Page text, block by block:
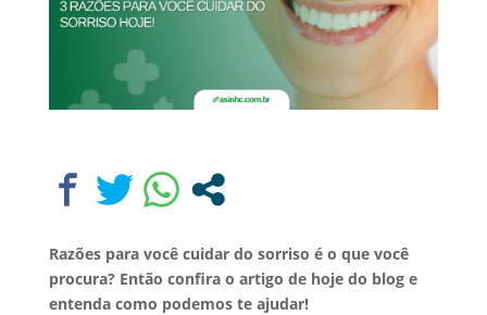
Razões para você cuidar do sorriso é o que você
procura? Então confira o artigo de hoje do blog e
entenda como podemos te ajudar!